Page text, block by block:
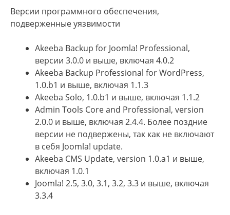
Версии программного обеспечения,
подверженные уязвимости
Akeeba Backup for Joomla! Professional,
версии 3.0.0 и выше, включая 4.0.2
Akeeba Backup Professional for WordPress,
1.0.b1 и выше, включая 1.1.3
Akeeba Solo, 1.0.b1 и выше, включая 1.1.2
Admin Tools Core and Professional, version
2.0.0 и выше, включая 2.4.4. Более поздние
версии не подвержены, так как не включают
в себя Joomla! update.
Akeeba CMS Update, version 1.0.a1 и выше,
включая 1.0.1
Joomla! 2.5, 3.0, 3.1, 3.2, 3.3 и выше, включая
3.3.4